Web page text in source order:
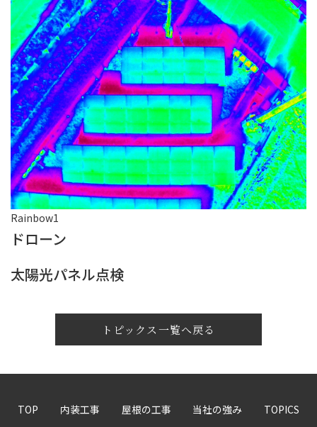
Rainbow1
ドローン
太陽光パネル点検
トピックス一覧へ戻る
TOP 内装工事 屋根の工事 当社の強み TOPICS